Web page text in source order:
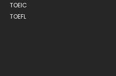
TOEIC
TOEFL